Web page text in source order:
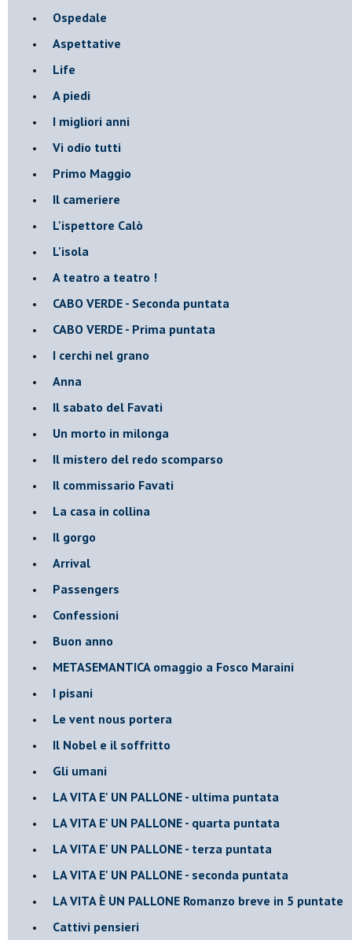
Ospedale
Aspettative
Life
A piedi
I migliori anni
Vi odio tutti
Primo Maggio
Il cameriere
L'ispettore Calò
L'isola
A teatro a teatro !
CABO VERDE - Seconda puntata
CABO VERDE - Prima puntata
I cerchi nel grano
Anna
Il sabato del Favati
Un morto in milonga
Il mistero del redo scomparso
Il commissario Favati
La casa in collina
Il gorgo
Arrival
Passengers
Confessioni
Buon anno
METASEMANTICA omaggio a Fosco Maraini
I pisani
Le vent nous portera
Il Nobel e il soffritto
Gli umani
LA VITA E' UN PALLONE - ultima puntata
LA VITA E' UN PALLONE - quarta puntata
LA VITA E' UN PALLONE - terza puntata
LA VITA E' UN PALLONE - seconda puntata
LA VITA È UN PALLONE Romanzo breve in 5 puntate
Cattivi pensieri